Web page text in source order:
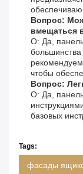
Вопрос:
вмещаться
О: Да,
чтобы
Вопрос:
О: Да,
базовых
Tags:
фасады